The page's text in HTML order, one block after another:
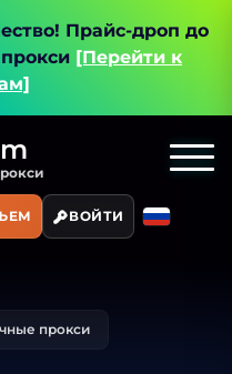
Прайс-дроп до
[Перейти к
ВОЙТИ
прокси